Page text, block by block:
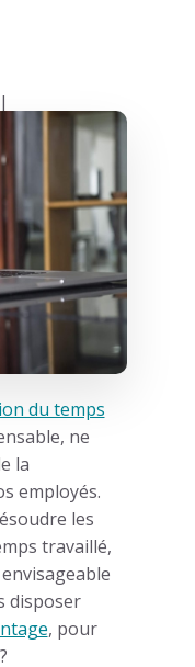
|
du temps
ne
la
employés.
les
travaillé,
disposer
, pour